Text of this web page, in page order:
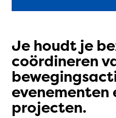
Je houdt je
coördineren
evenementen
projecten.